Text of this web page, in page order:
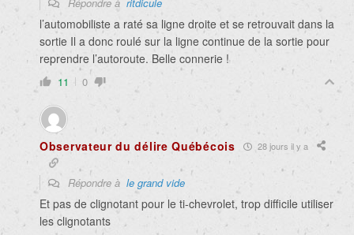
l’automobiliste a raté sa ligne droite et se retrouvait dans la
sortie Il a donc roulé sur la ligne continue de la sortie pour
reprendre l’autoroute. Belle connerie !
11 0
Observateur du délire Québécois 28 jours il y a
Répondre à le grand vide
Et pas de clignotant pour le ti-chevrolet, trop difficile utiliser
les clignotants